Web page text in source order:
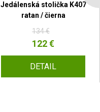
Jedálenská stolička K407
ratan / čierna
134 €
122 €
DETAIL